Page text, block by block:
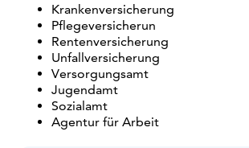
Krankenversicherung
Pflegeversicherun
Rentenversicherung
Unfallversicherung
Versorgungsamt
Jugendamt
Sozialamt
Agentur für Arbeit